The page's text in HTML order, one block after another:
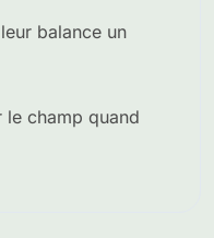
balance un
champ quand